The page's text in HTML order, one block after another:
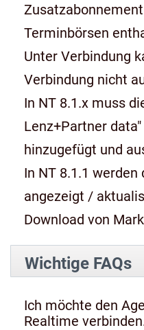
Terminbörsen
Unter Verbindung
Verbindung nicht
In NT 8.1.x muss
Lenz+Partner
hinzugefügt und
In NT 8.1.1
angezeigt /
Download von
Wichtige FAQs
Ich möchte den
Realtime